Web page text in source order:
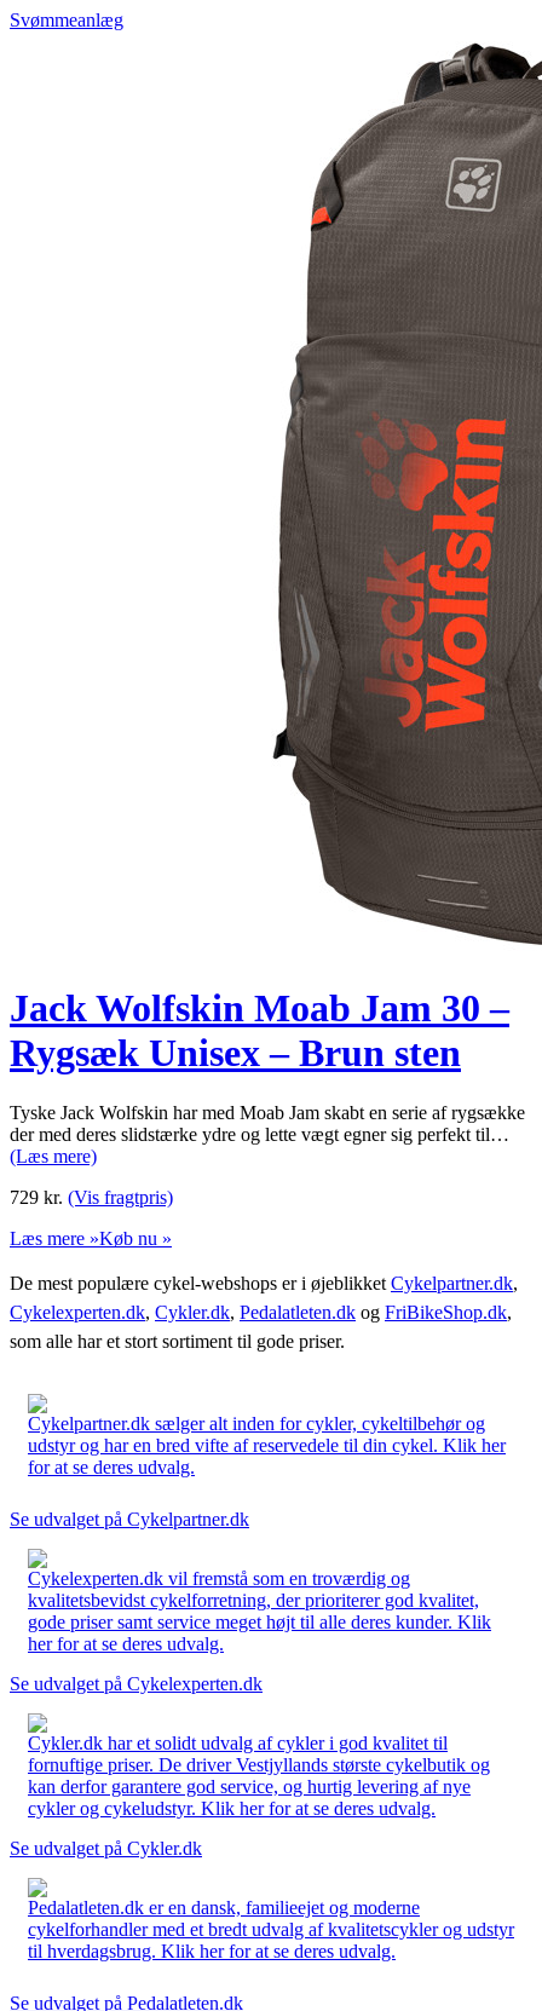
Svømmeanlæg
Jack Wolfskin Moab Jam 30 –
Rygsæk Unisex – Brun sten
Tyske Jack Wolfskin har med Moab Jam skabt en serie af rygsække
der med deres slidstærke ydre og lette vægt egner sig perfekt til…
(Læs mere)
729 kr. (Vis fragtpris)
Læs mere »Køb nu »
De mest populære cykel-webshops er i øjeblikket Cykelpartner.dk,
Cykelexperten.dk, Cykler.dk, Pedalatleten.dk og FriBikeShop.dk,
som alle har et stort sortiment til gode priser.
Cykelpartner.dk sælger alt inden for cykler, cykeltilbehør og
udstyr og har en bred vifte af reservedele til din cykel. Klik her
for at se deres udvalg.
Se udvalget på Cykelpartner.dk
Cykelexperten.dk vil fremstå som en troværdig og
kvalitetsbevidst cykelforretning, der prioriterer god kvalitet,
gode priser samt service meget højt til alle deres kunder. Klik
her for at se deres udvalg.
Se udvalget på Cykelexperten.dk
Cykler.dk har et solidt udvalg af cykler i god kvalitet til
fornuftige priser. De driver Vestjyllands største cykelbutik og
kan derfor garantere god service, og hurtig levering af nye
cykler og cykeludstyr. Klik her for at se deres udvalg.
Se udvalget på Cykler.dk
Pedalatleten.dk er en dansk, familieejet og moderne
cykelforhandler med et bredt udvalg af kvalitetscykler og udstyr
til hverdagsbrug. Klik her for at se deres udvalg.
Se udvalget på Pedalatleten.dk